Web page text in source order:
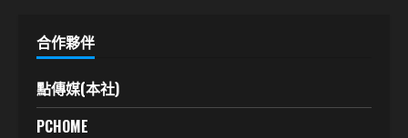
合作夥伴
點傳媒(本社)
PCHOME